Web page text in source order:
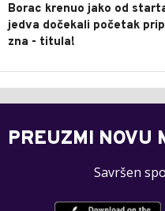
Borac krenuo jako od
jedva dočekali početak
zna - titula!
PREUZMI NOVU
Savršen